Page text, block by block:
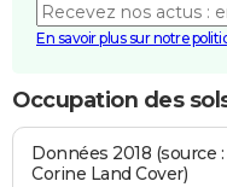
En savoir plus sur notre
Occupation des
Données 2018 (source
Corine Land Cover)